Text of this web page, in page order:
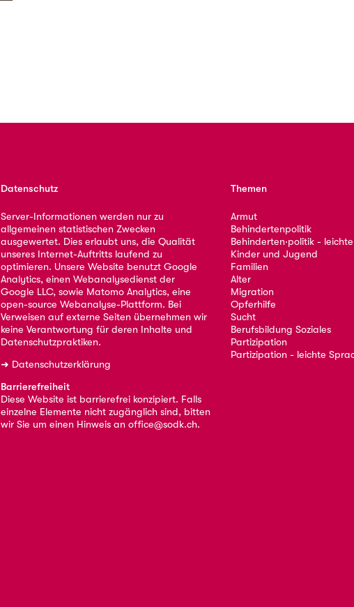
Datenschutz
Server-Informationen werden nur zu
allgemeinen statistischen Zwecken
ausgewertet. Dies erlaubt uns, die Qualität
unseres Internet-Auftritts laufend zu
optimieren. Unsere Website benutzt Google
Analytics, einen Webanalysedienst der
Google LLC, sowie Matomo Analytics, eine
open-source Webanalyse-Plattform. Bei
Verweisen auf externe Seiten übernehmen wir
keine Verantwortung für deren Inhalte und
Datenschutzpraktiken.
➜ Datenschutzerklärung
Barrierefreiheit
Diese Website ist barrierefrei konzipiert. Falls
einzelne Elemente nicht zugänglich sind, bitten
wir Sie um einen Hinweis anoffice@sodk.ch.
Themen
Armut
Behindertenpolitik
Behinderten·politik -
Kinder und Jugend
Familien
Alter
Migration
Opferhilfe
Sucht
Berufsbildung Soziales
Partizipation
Partizipation - leichte